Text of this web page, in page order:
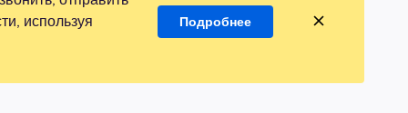
используя
Подробнее